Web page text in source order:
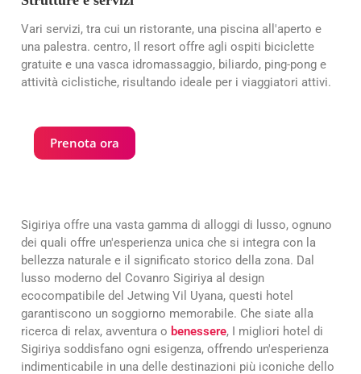
Vari servizi, tra cui un ristorante, una piscina all'aperto e
una palestra. centro, Il resort offre agli ospiti biciclette
gratuite e una vasca idromassaggio, biliardo, ping-pong e
attività ciclistiche, risultando ideale per i viaggiatori attivi.
Prenota ora
Sigiriya offre una vasta gamma di alloggi di lusso, ognuno
dei quali offre un'esperienza unica che si integra con la
bellezza naturale e il significato storico della zona. Dal
lusso moderno del Covanro Sigiriya al design
ecocompatibile del Jetwing Vil Uyana, questi hotel
garantiscono un soggiorno memorabile. Che siate alla
ricerca di relax, avventura o benessere, I migliori hotel di
Sigiriya soddisfano ogni esigenza, offrendo un'esperienza
indimenticabile in una delle destinazioni più iconiche dello